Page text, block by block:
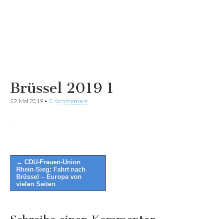
Brüssel 2019 1
22. Mai 2019 • 0 Kommentare
Post
navigation
← CDU-Frauen-Union
Rhein-Sieg: Fahrt nach
Brüssel – Europa von
vielen Seiten